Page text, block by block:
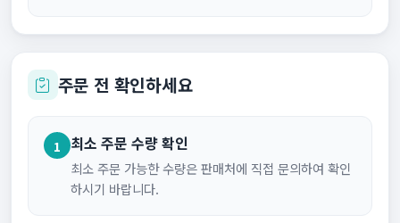
주문 전 확인하세요
1 최소 주문 수량 확인
최소 주문 가능한 수량은 판매처에 직접 문의하여 확인
하시기 바랍니다.